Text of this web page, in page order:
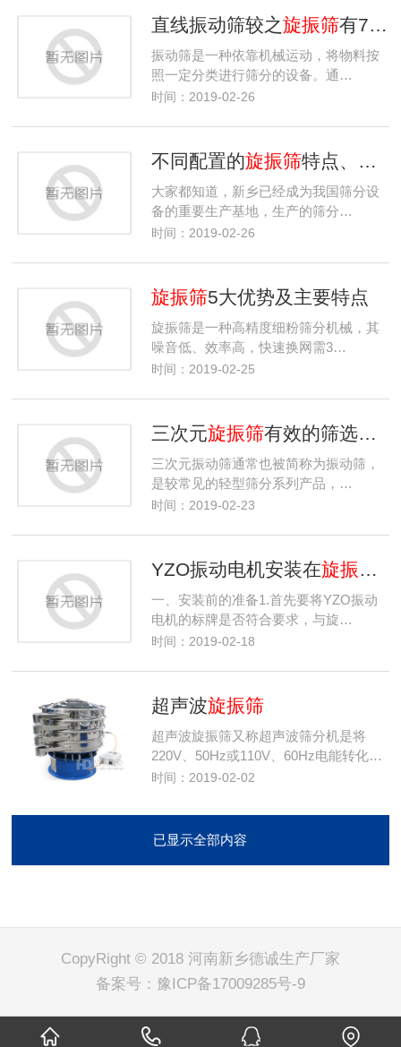
直线振动筛较之旋振筛有7大优点，功能不同各取所需
振动筛是一种依靠机械运动，将物料按
照一定分类进行筛分的设备。通…
时间：2019-02-26
不同配置的旋振筛特点、优势分析
大家都知道，新乡已经成为我国筛分设
备的重要生产基地，生产的筛分…
时间：2019-02-26
旋振筛5大优势及主要特点
旋振筛是一种高精度细粉筛分机械，其
噪音低、效率高，快速换网需3…
时间：2019-02-25
三次元旋振筛有效的筛选、除杂、分级，三个有效解决排杂慢的问题
三次元振动筛通常也被简称为振动筛，
是较常见的轻型筛分系列产品，…
时间：2019-02-23
YZO振动电机安装在旋振筛
一、安装前的准备1.首先要将YZO振动
电机的标牌是否符合要求，与旋…
时间：2019-02-18
超声波旋振筛
超声波旋振筛又称超声波筛分机是将
220V、50Hz或110V、60Hz电能转化…
时间：2019-02-02
已显示全部内容
CopyRight © 2018 河南新乡德诚生产厂家
备案号： 豫ICP备17009285号-9